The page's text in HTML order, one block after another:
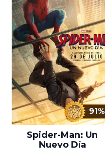
91%
Spider-Man: Un
Nuevo Día